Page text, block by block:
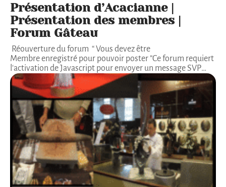
Présentation d’Acacianne |
Présentation des membres |
Forum Gâteau
Réouverture du forum “ Vous devez être
Membre enregistré pour pouvoir poster ”Ce forum requiert
l'activation de Javascript pour envoyer un message SVP…